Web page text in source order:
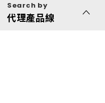
Search by
代理產品線